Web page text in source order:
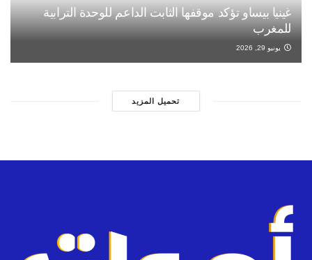
غينيا بيساو تؤكد موقفها الثابت الداعم للوحدة الترابية
للمغرب
يونيو 29, 2026
تحميل المزيد